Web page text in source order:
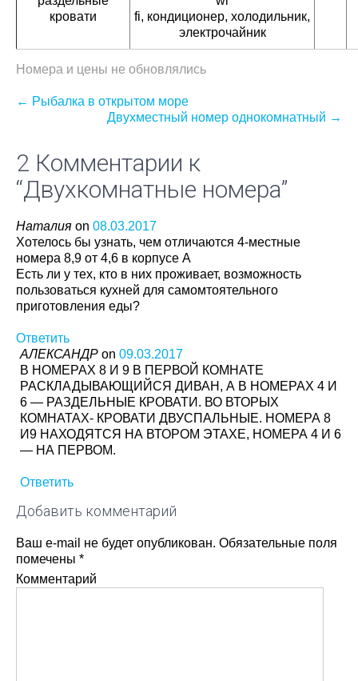
кровати
fi, кондиционер, холодильник,
электрочайник
Номера и цены не обновлялись
Post
← Рыбалка в открытом море
Двухместный номер однокомнатный →
2 Комментарии к
“Двухкомнатные номера”
Наталия on 08.03.2017
Хотелось бы узнать, чем отличаются 4-местные
номера 8,9 от 4,6 в корпусе А
Есть ли у тех, кто в них проживает, возможность
пользоваться кухней для самомтоятельного
приготовления еды?
Ответить
АЛЕКСАНДР on 09.03.2017
В НОМЕРАХ 8 И 9 В ПЕРВОЙ КОМНАТЕ
РАСКЛАДЫВАЮЩИЙСЯ ДИВАН, А В НОМЕРАХ 4 И
6 — РАЗДЕЛЬНЫЕ КРОВАТИ. ВО ВТОРЫХ
КОМНАТАХ- КРОВАТИ ДВУСПАЛЬНЫЕ. НОМЕРА 8
И9 НАХОДЯТСЯ НА ВТОРОМ ЭТАХЕ, НОМЕРА 4 И 6
— НА ПЕРВОМ.
Ответить
Добавить комментарий
Ваш e-mail не будет опубликован. Обязательные поля
помечены *
Комментарий